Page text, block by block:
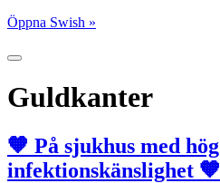
Öppna Swish »
Guldkanter
🧡 På sjukhus med hög
infektionskänslighet 🧡